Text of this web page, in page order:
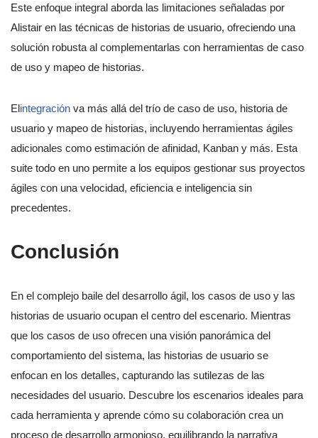
Este enfoque integral aborda las limitaciones señaladas por
Alistair en las técnicas de historias de usuario, ofreciendo una
solución robusta al complementarlas con herramientas de caso
de uso y mapeo de historias.
Elintegración va más allá del trío de caso de uso, historia de
usuario y mapeo de historias, incluyendo herramientas ágiles
adicionales como estimación de afinidad, Kanban y más. Esta
suite todo en uno permite a los equipos gestionar sus proyectos
ágiles con una velocidad, eficiencia e inteligencia sin
precedentes.
Conclusión
En el complejo baile del desarrollo ágil, los casos de uso y las
historias de usuario ocupan el centro del escenario. Mientras
que los casos de uso ofrecen una visión panorámica del
comportamiento del sistema, las historias de usuario se
enfocan en los detalles, capturando las sutilezas de las
necesidades del usuario. Descubre los escenarios ideales para
cada herramienta y aprende cómo su colaboración crea un
proceso de desarrollo armonioso, equilibrando la narrativa